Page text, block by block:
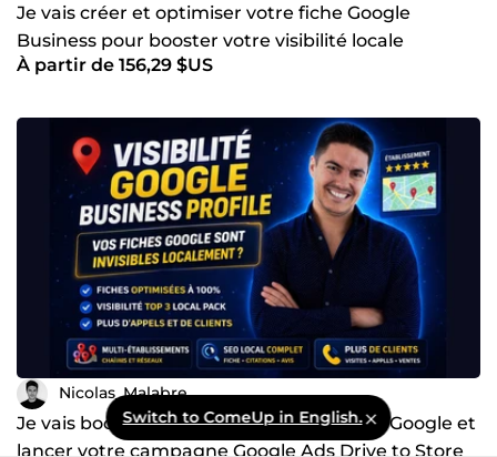
Je vais créer et optimiser votre fiche Google
Business pour booster votre visibilité locale
À partir de 156,29 $US
Nicolas_Malabre
Je vais booster votre fiche établissement Google et
lancer votre campagne Google Ads Drive to Store
Switch to ComeUp in English.